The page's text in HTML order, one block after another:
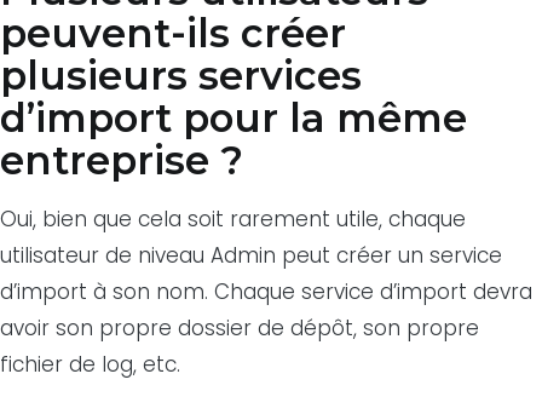
peuvent-ils créer
plusieurs services
d’import pour la même
entreprise ?
Oui, bien que cela soit rarement utile, chaque
utilisateur de niveau Admin peut créer un service
d’import à son nom. Chaque service d’import devra
avoir son propre dossier de dépôt, son propre
fichier de log, etc.